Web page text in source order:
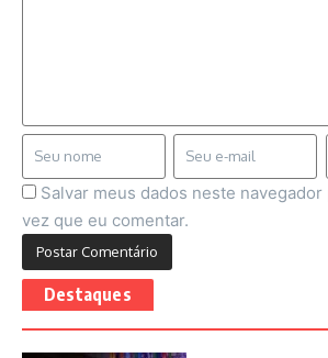
Salvar meus dados neste navegador
vez que eu comentar.
Destaques